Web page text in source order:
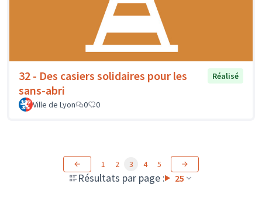
32 - Des casiers solidaires pour les
sans-abri
Réalisé
Ville de Lyon 0 0
Résultats par page : 25
1 2 3 4 5